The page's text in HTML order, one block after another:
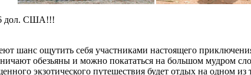
дол. США!!!
шанс ощутить себя участниками настоящего
обезьяны и можно покататься на большом мудром
экзотического путешествия будет отдых на одном